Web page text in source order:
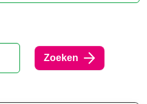
Zoeken